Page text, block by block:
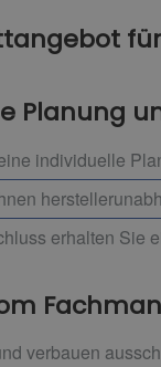
Planung
individuelle
erhalten Sie
verbauen